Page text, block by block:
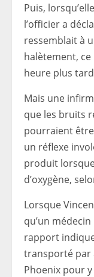
Puis,
l’officier a
ressemblait à
halètement,
heure plus
Mais une
que les bruits
pourraient
un réflexe
produit
d’oxygène,
Lorsque
qu’un
rapport
transporté par
Phoenix pour